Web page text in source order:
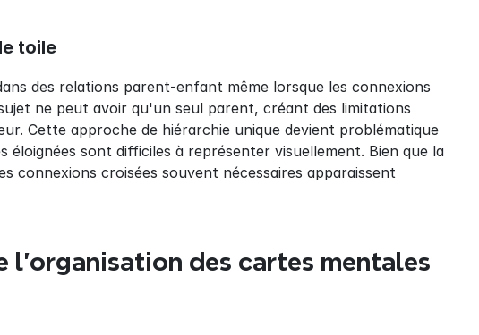
toile
des relations parent-enfant même lorsque les connexions
ne peut avoir qu'un seul parent, créant des limitations
Cette approche de hiérarchie unique devient problématique
sont difficiles à représenter visuellement. Bien que la
croisées souvent nécessaires apparaissent
l'organisation des cartes mentales